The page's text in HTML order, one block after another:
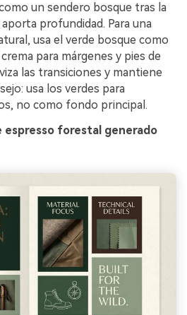
un sendero bosque tras la
aporta profundidad. Para una
usa el verde bosque como
para márgenes y pies de
las transiciones y mantiene
usa los verdes para
no como fondo principal.
espresso forestal generado